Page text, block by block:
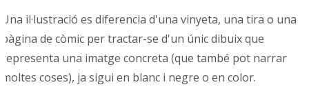
Una il·lustració es diferencia d'una vinyeta, una tira o una
pàgina de còmic per tractar-se d'un únic dibuix que
representa una imatge concreta (que també pot narrar
moltes coses), ja sigui en blanc i negre o en color.